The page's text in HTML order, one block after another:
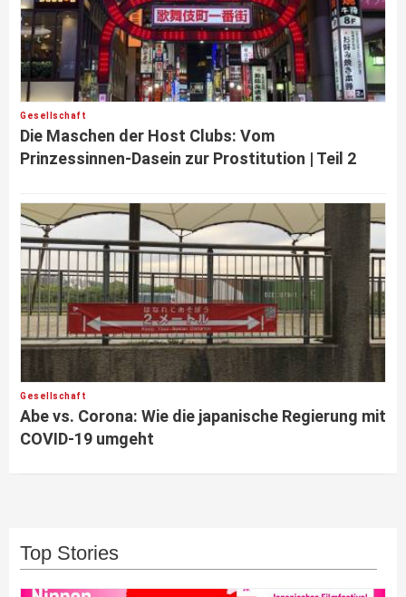
Gesellschaft
Die Maschen der Host Clubs: Vom
Prinzessinnen-Dasein zur Prostitution | Teil 2
Gesellschaft
Abe vs. Corona: Wie die japanische Regierung mit
COVID-19 umgeht
Top Stories